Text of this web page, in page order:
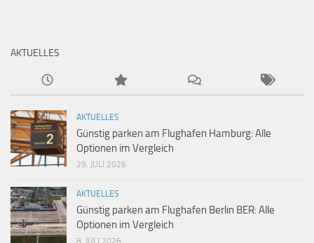
AKTUELLES
AKTUELLES
Günstig parken am Flughafen Hamburg: Alle
Optionen im Vergleich
29. JULI 2026
AKTUELLES
Günstig parken am Flughafen Berlin BER: Alle
Optionen im Vergleich